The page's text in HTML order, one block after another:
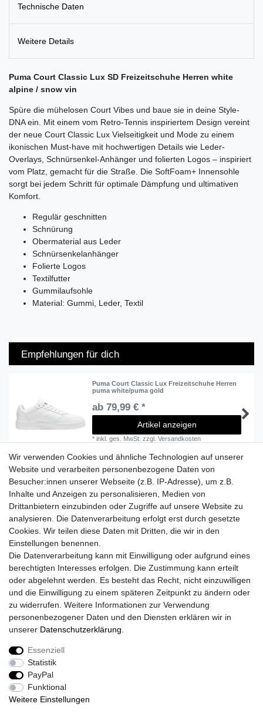
Technische Daten
Weitere Details
Puma Court Classic Lux SD Freizeitschuhe Herren white
alpine / snow vin
Spüre die mühelosen Court Vibes und baue sie in deine Style-
DNA ein. Mit einem vom Retro-Tennis inspiriertem Design vereint
der neue Court Classic Lux Vielseitigkeit und Mode zu einem
ikonischen Must-have mit hochwertigen Details wie Leder-
Overlays, Schnürsenkel-Anhänger und folierten Logos – inspiriert
vom Platz, gemacht für die Straße. Die SoftFoam+ Innensohle
sorgt bei jedem Schritt für optimale Dämpfung und ultimativen
Komfort.
Regulär geschnitten
Schnürung
Obermaterial aus Leder
Schnürsenkelanhänger
Folierte Logos
Textilfutter
Gummilaufsohle
Material: Gummi, Leder, Textil
Empfehlungen für dich
Puma Court Classic Lux Freizeitschuhe Herren
puma white/puma gold
ab 79,99 € *
Artikel anzeigen
*inkl. ges. MwSt. zzgl.Versandkosten
Lieferzeit etwa 1 bis 3 Werktage
Versand mit DHL
14 Tage Rückgaberecht
Kontaktieren Sie uns!
Widerrufs­recht Widerrufs­formular Impressum
Daten­schutz­erklärung
© Copyright 2026 | Alle Rechte vorbehalten.
Wir verwenden Cookies und ähnliche Technologien auf unserer
Website und verarbeiten personenbezogene Daten von
Besucher:innen unserer Webseite (z.B. IP-Adresse), um z.B.
Inhalte und Anzeigen zu personalisieren, Medien von
Drittanbietern einzubinden oder Zugriffe auf unsere Website zu
analysieren. Die Datenverarbeitung erfolgt erst durch gesetzte
Cookies. Wir teilen diese Daten mit Dritten, die wir in den
Einstellungen benennen.
Die Datenverarbeitung kann mit Einwilligung oder aufgrund eines
berechtigten Interesses erfolgen. Die Zustimmung kann erteilt
oder abgelehnt werden. Es besteht das Recht, nicht einzuwilligen
und die Einwilligung zu einem späteren Zeitpunkt zu ändern oder
zu widerrufen. Weitere Informationen zur Verwendung
personenbezogener Daten und den Diensten erklären wir in
unserer Daten­schutz­erklärung
Essenziell
Statistik
PayPal
Funktional
Weitere Einstellungen